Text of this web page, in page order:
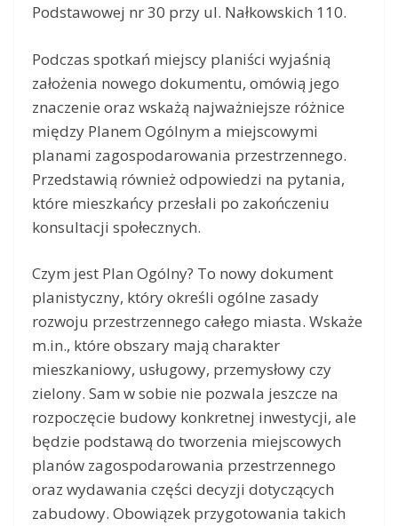
Podstawowej nr 30 przy ul. Nałkowskich 110.
Podczas spotkań miejscy planiści wyjaśnią
założenia nowego dokumentu, omówią jego
znaczenie oraz wskażą najważniejsze różnice
między Planem Ogólnym a miejscowymi
planami zagospodarowania przestrzennego.
Przedstawią również odpowiedzi na pytania,
które mieszkańcy przesłali po zakończeniu
konsultacji społecznych.
Czym jest Plan Ogólny? To nowy dokument
planistyczny, który określi ogólne zasady
rozwoju przestrzennego całego miasta. Wskaże
m.in., które obszary mają charakter
mieszkaniowy, usługowy, przemysłowy czy
zielony. Sam w sobie nie pozwala jeszcze na
rozpoczęcie budowy konkretnej inwestycji, ale
będzie podstawą do tworzenia miejscowych
planów zagospodarowania przestrzennego
oraz wydawania części decyzji dotyczących
zabudowy. Obowiązek przygotowania takich